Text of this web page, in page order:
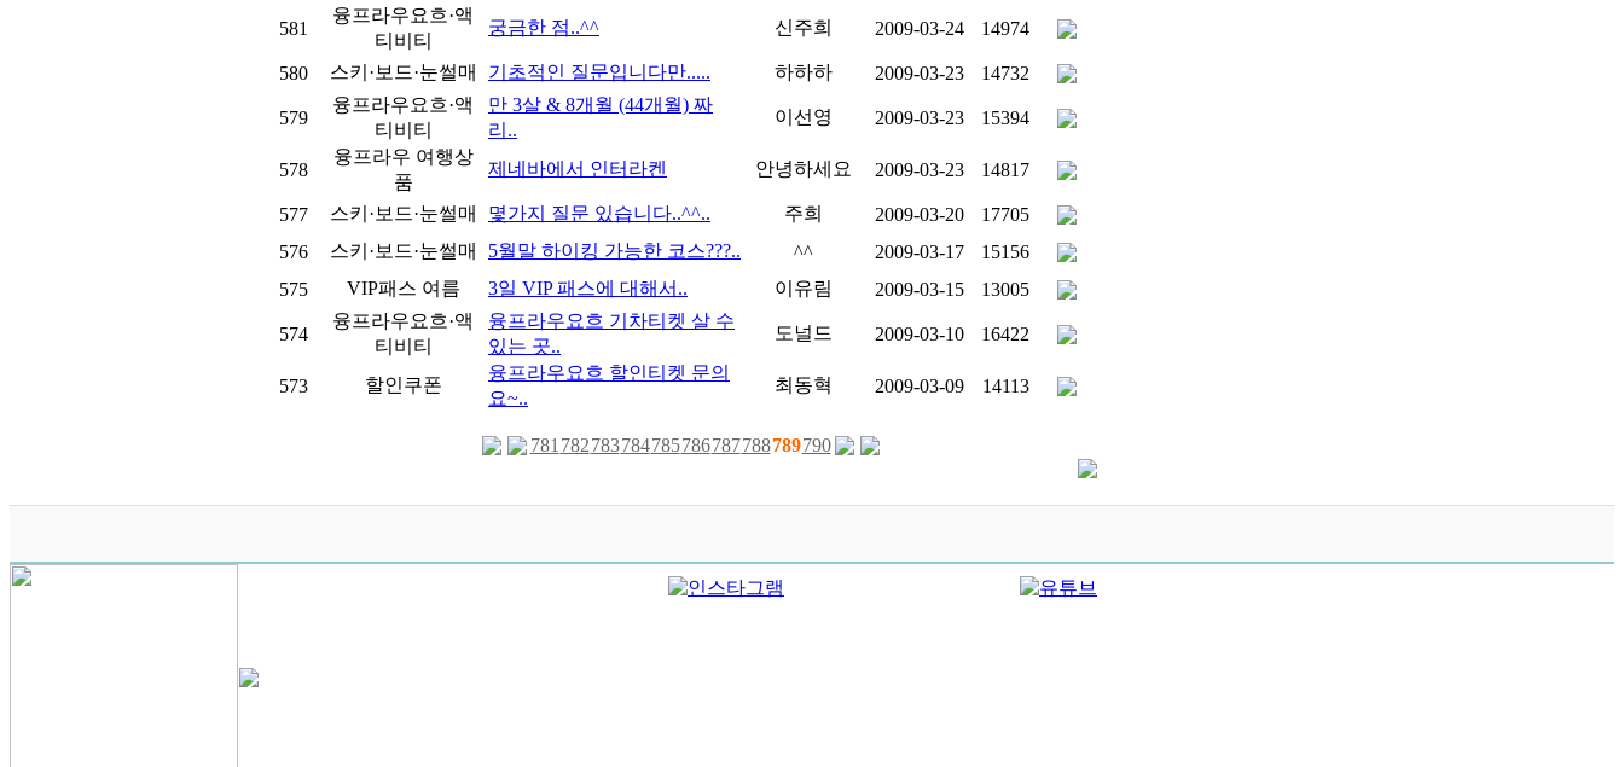
581
융프라우요흐·액
티비티
궁금한 점..^^ 신주희 2009-03-24 14974
580 스키·보드·눈썰매 기초적인 질문입니다만..... 하하하 2009-03-23 14732
579
융프라우요흐·액
티비티
만 3살 & 8개월 (44개월) 짜
리..
이선영 2009-03-23 15394
578
융프라우 여행상
품
제네바에서 인터라켄 안녕하세요 2009-03-23 14817
577 스키·보드·눈썰매 몇가지 질문 있습니다..^^.. 주희 2009-03-20
17705
576
스키·보드·눈썰매 5월말 하이킹 가능한 코스???.. ^^ 2009-03-17
15156
575
VIP패스 여름 3일 VIP 패스에 대해서.. 이유림 2009-03-15 13005
574
융프라우요흐·액
티비티
융프라우요흐 기차티켓 살 수
있는 곳..
도널드 2009-03-10 16422
573 할인쿠폰
융프라우요흐 할인티켓 문의
요~..
최동혁 2009-03-09 14113
781 782783784785786787788789790